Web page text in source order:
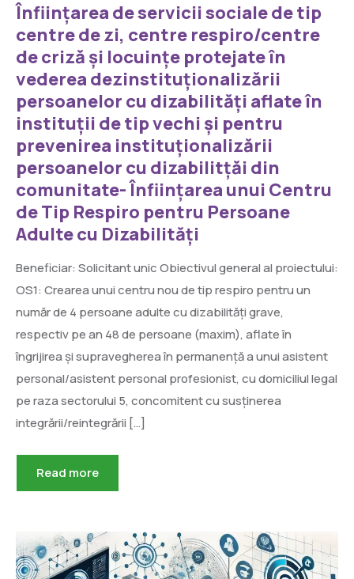
Înființarea de servicii sociale de tip
centre de zi, centre respiro/centre
de criză și locuințe protejate în
vederea dezinstituționalizării
persoanelor cu dizabilități aflate în
instituții de tip vechi și pentru
prevenirea instituționalizării
persoanelor cu dizabilitțăi din
comunitate- Înființarea unui Centru
de Tip Respiro pentru Persoane
Adulte cu Dizabilități
Beneficiar: Solicitant unic Obiectivul general al proiectului:
OS1: Crearea unui centru nou de tip respiro pentru un
număr de 4 persoane adulte cu dizabilități grave,
respectiv pe an 48 de persoane (maxim), aflate în
îngrijirea și supravegherea în permanență a unui asistent
personal/asistent personal profesionist, cu domiciliul legal
pe raza sectorului 5, concomitent cu susținerea
integrării/reintegrării […]
Read more